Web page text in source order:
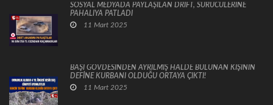
SOSYAL MEDYADA PAYLAŞILAN DRİFT, SÜRÜCÜLERİNE
PAHALIYA PATLADI
11 Mart 2025
BAŞI GÖVDESİNDEN AYRILMIŞ HALDE BULUNAN KİŞİNİN
DEFİNE KURBANI OLDUĞU ORTAYA ÇIKTI!
11 Mart 2025